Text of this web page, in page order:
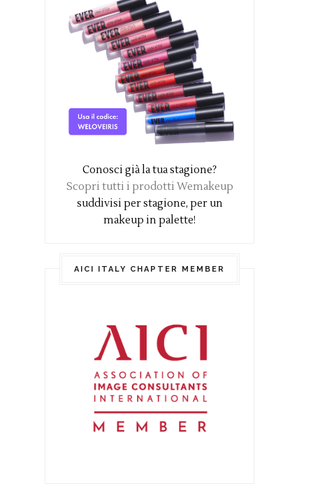
Conosci già la tua stagione?
Scopri tutti i prodotti Wemakeup
suddivisi per stagione, per un
makeup in palette!
AICI ITALY CHAPTER MEMBER